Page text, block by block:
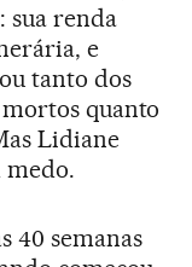
sua renda
e
tanto dos
quanto
Lidiane
medo.
40 semanas